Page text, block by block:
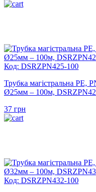
Код: DSRZPN425-100
Трубка магістральна PE,
Ø25мм – 100м,
37 грн
Код: DSRZPN432-100